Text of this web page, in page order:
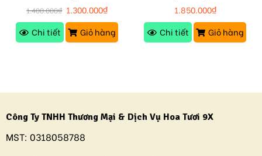
1.400.000₫ 1.300.000₫
Chi tiết
Giỏ hàng
1.850.000₫
Chi tiết
Giỏ hàng
Công Ty TNHH Thương Mại & Dịch Vụ Hoa Tươi 9X
MST: 0318058788